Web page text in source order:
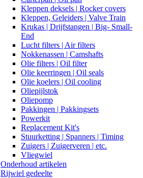
Kleppen deksels | Rocker covers
Kleppen, Geleiders | Valve Train
Krukas | Drijfstangen | Big- Small-
End
Lucht filters | Air filters
Nokkenassen | Camshafts
Olie filters | Oil filter
Olie keerringen | Oil seals
Olie koelers | Oil cooling
Oliepijlstok
Oliepomp
Pakkingen | Pakkingsets
Powerkit
Replacement Kit's
Stuurketting | Spanners | Timing
Zuigers | Zuigerveren | etc.
Vliegwiel
Onderhoud artikelen
Rijwiel gedeelte